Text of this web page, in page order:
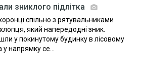
зниклого підлітка
спільно з рятувальниками
який напередодні зник.
у покинутому будинку в лісовому
у напрямку се...